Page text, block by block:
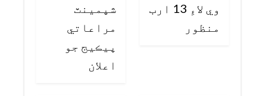
وي لاءِ 13 ارب
منظور
شپمينٽ
مراعاتي
پيڪيج جو
اعلان